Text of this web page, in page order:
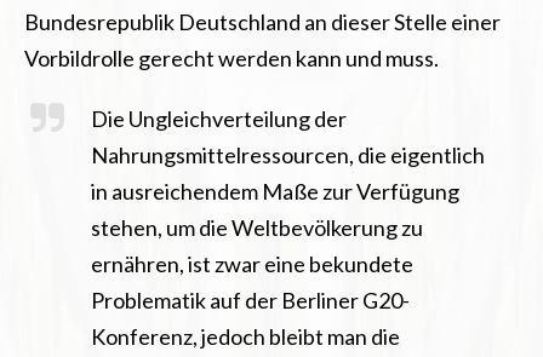
Bundesrepublik Deutschland an dieser Stelle einer
Vorbildrolle gerecht werden kann und muss.
Die Ungleichverteilung der
Nahrungsmittelressourcen, die eigentlich
in ausreichendem Maße zur Verfügung
stehen, um die Weltbevölkerung zu
ernähren, ist zwar eine bekundete
Problematik auf der Berliner G20-
Konferenz, jedoch bleibt man die